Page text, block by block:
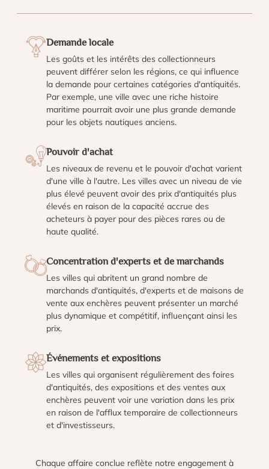
Demande locale
Les goûts et les intérêts des collectionneurs
peuvent différer selon les régions, ce qui influence
la demande pour certaines catégories d'antiquités.
Par exemple, une ville avec une riche histoire
maritime pourrait avoir une plus grande demande
pour les objets nautiques anciens.
Pouvoir d'achat
Les niveaux de revenu et le pouvoir d'achat varient
d'une ville à l'autre. Les villes avec un niveau de vie
plus élevé peuvent avoir des prix d'antiquités plus
élevés en raison de la capacité accrue des
acheteurs à payer pour des pièces rares ou de
haute qualité.
Concentration d'experts et de marchands
Les villes qui abritent un grand nombre de
marchands d'antiquités, d'experts et de maisons de
vente aux enchères peuvent présenter un marché
plus dynamique et compétitif, influençant ainsi les
prix.
Événements et expositions
Les villes qui organisent régulièrement des foires
d'antiquités, des expositions et des ventes aux
enchères peuvent voir une variation dans les prix
en raison de l'afflux temporaire de collectionneurs
et d'investisseurs.
Chaque affaire conclue reflète notre engagement à